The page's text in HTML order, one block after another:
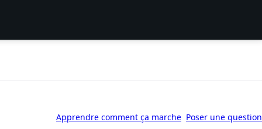
Apprendre comment ça marche Poser une question